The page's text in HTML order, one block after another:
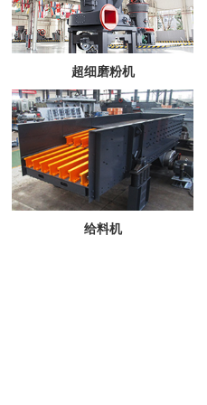
超细磨粉机
给料机